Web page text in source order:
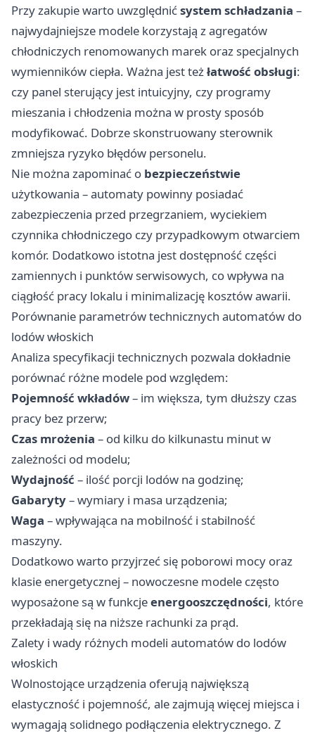
Przy zakupie warto uwzględnićsystem schładzania –
najwydajniejsze modele korzystają z agregatów
chłodniczych renomowanych marek oraz specjalnych
wymienników ciepła. Ważna jest teżłatwość obsługi:
czy panel sterujący jest intuicyjny, czy programy
mieszania i chłodzenia można w prosty sposób
modyfikować. Dobrze skonstruowany sterownik
zmniejsza ryzyko błędów personelu.
Nie można zapominać o bezpieczeństwie
użytkowania – automaty powinny posiadać
zabezpieczenia przed przegrzaniem, wyciekiem
czynnika chłodniczego czy przypadkowym otwarciem
komór. Dodatkowo istotna jest dostępność części
zamiennych i punktów serwisowych, co wpływa na
ciągłość pracy lokalu i minimalizację kosztów awarii.
Porównanie parametrów technicznych automatów do
lodów włoskich
Analiza specyfikacji technicznych pozwala dokładnie
porównać różne modele pod względem:
Pojemność wkładów– im większa, tym dłuższy czas
pracy bez przerw;
Czas mrożenia – od kilku do kilkunastu minut w
zależności od modelu;
Wydajność – ilość porcji lodów na godzinę;
Gabaryty– wymiary i masa urządzenia;
Waga – wpływająca na mobilność i stabilność
maszyny.
Dodatkowo warto przyjrzeć się poborowi mocy oraz
klasie energetycznej – nowoczesne modele często
wyposażone są w funkcjeenergooszczędności, które
przekładają się na niższe rachunki za prąd.
Zalety i wady różnych modeli automatów do lodów
włoskich
Wolnostojące urządzenia oferują największą
elastyczność i pojemność, ale zajmują więcej miejsca i
wymagają solidnego podłączenia elektrycznego. Z